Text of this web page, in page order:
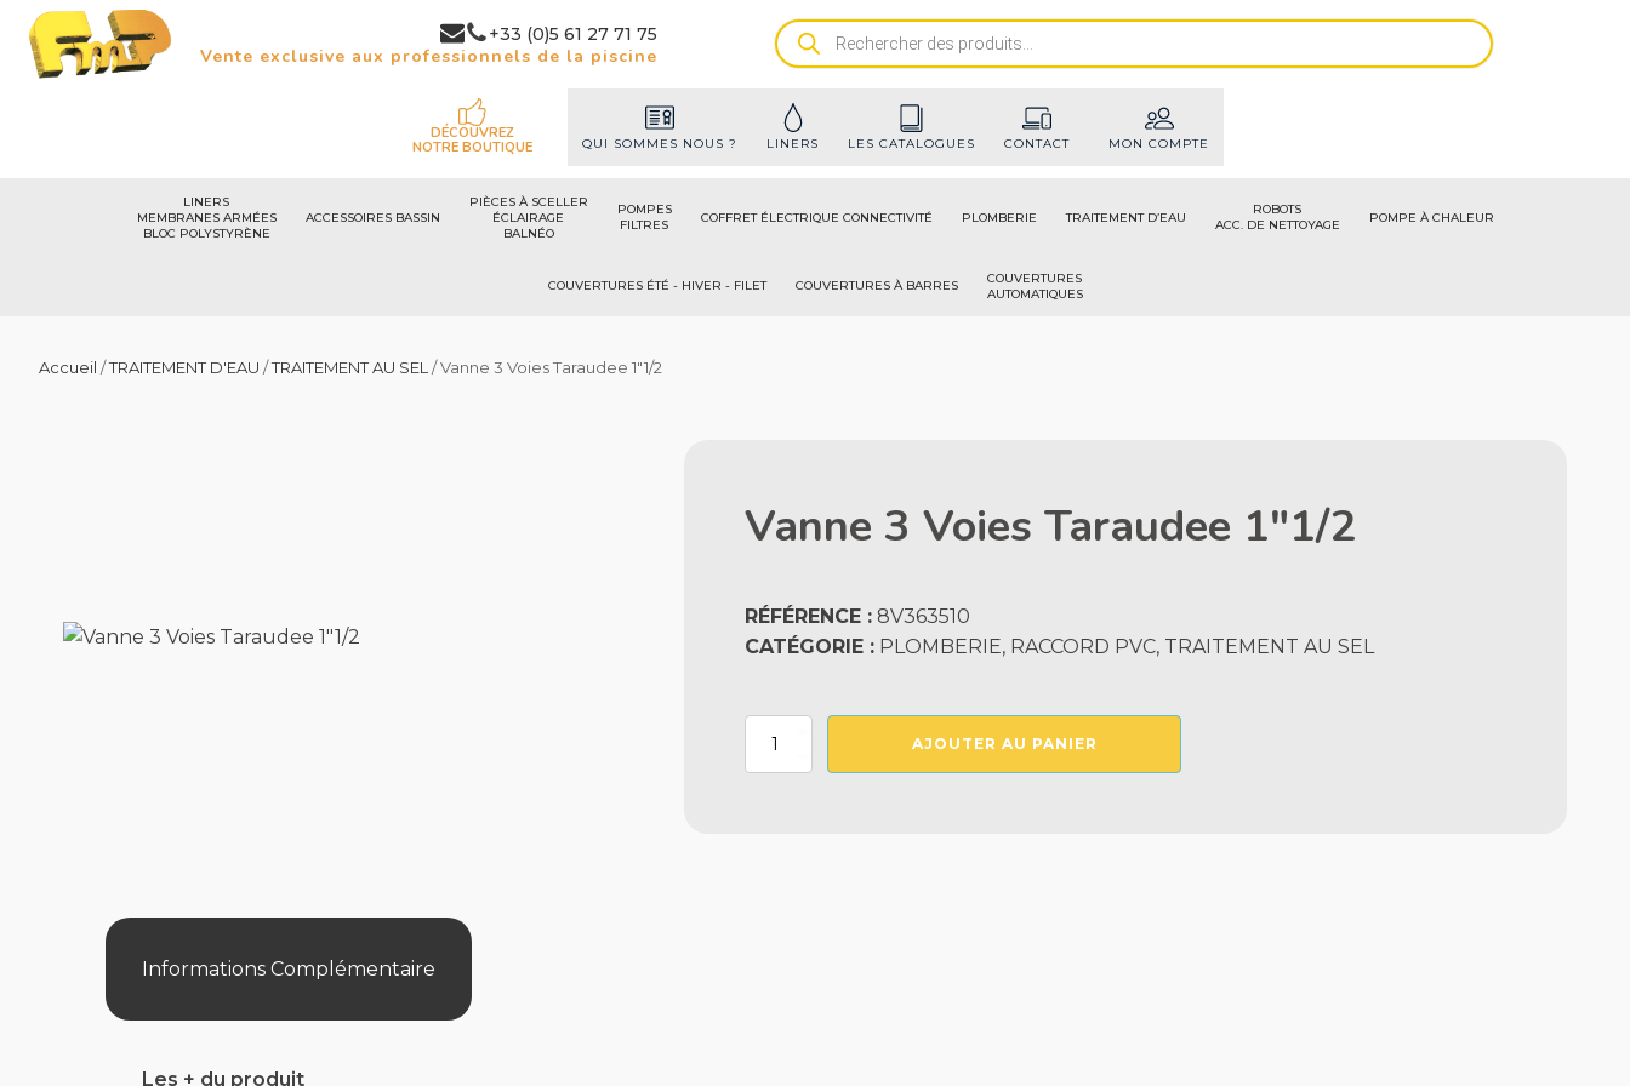
+33 (0)5 61 27 71 75
Vente exclusive aux professionnels de la piscine
Recherche
de
DÉCOUVREZ
NOTRE BOUTIQUE
QUI SOMMES NOUS ? LINERS LES CATALOGUES CONTACT MON COMPTE
LINERS
MEMBRANES ARMÉES
BLOC POLYSTYRÈNE
ACCESSOIRES BASSIN
PIÈCES À SCELLER
ÉCLAIRAGE
BALNÉO
POMPES
FILTRES
COFFRET ÉLECTRIQUE CONNECTIVITÉ PLOMBERIE TRAITEMENT D’EAU
ROBOTS
ACC. DE NETTOYAGE
POMPE À CHALEUR
COUVERTURES ÉTÉ - HIVER - FILET COUVERTURES À BARRES
COUVERTURES
AUTOMATIQUES
Accueil /TRAITEMENT D'EAU /TRAITEMENT AU SEL / Vanne 3 Voies Taraudee 1"1/2
Vanne 3 Voies Taraudee 1"1/2
RÉFÉRENCE : 8V363510
CATÉGORIE : PLOMBERIE, RACCORD PVC, TRAITEMENT AU SEL
quantité
AJOUTER AU PANIER
Informations Complémentaire
Les + du produit